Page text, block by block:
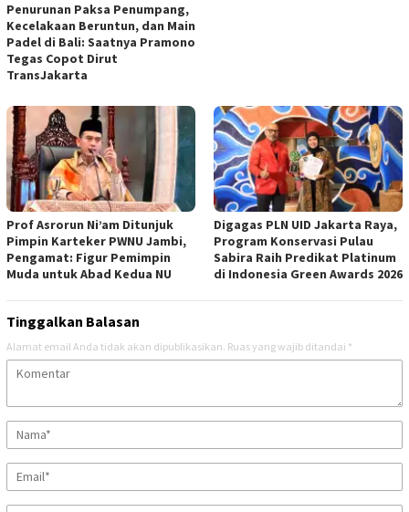
Penurunan Paksa Penumpang,
Kecelakaan Beruntun, dan Main
Padel di Bali: Saatnya Pramono
Tegas Copot Dirut
TransJakarta
Prof Asrorun Ni’am Ditunjuk
Pimpin Karteker PWNU Jambi,
Pengamat: Figur Pemimpin
Muda untuk Abad Kedua NU
Digagas PLN UID Jakarta Raya,
Program Konservasi Pulau
Sabira Raih Predikat Platinum
di Indonesia Green Awards 2026
Tinggalkan Balasan
Alamat email Anda tidak akan dipublikasikan. Ruas yang wajib ditandai *